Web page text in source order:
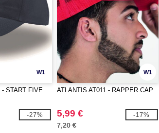
W1
- START FIVE
-27%
W1
ATLANTIS AT011 - RAPPER CAP
5,99 €
7,20 €
-17%